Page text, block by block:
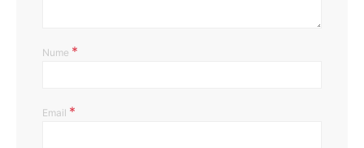
Nume *
Email *